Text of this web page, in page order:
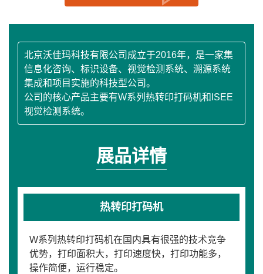
北京沃佳玛科技有限公司成立于2016年，是一家集
信息化咨询、标识设备、视觉检测系统、溯源系统
集成和项目实施的科技型公司。
公司的核心产品主要有W系列热转印打码机和ISEE
视觉检测系统。
展品详情
热转印打码机
W系列热转印打码机在国内具有很强的技术竞争
优势，打印面积大，打印速度快，打印功能多，
操作简便，运行稳定。